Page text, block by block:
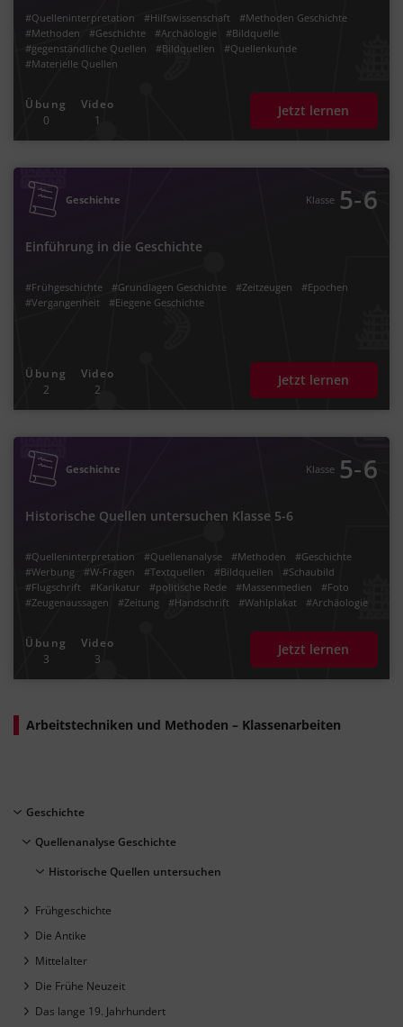
#Quelleninterpretation #Hilfswissenschaft
#Methoden Geschichte
#Methoden
#Geschichte #Archäölogie
#Bildquelle
#gegenständliche Quellen
#Bildquellen
#Quellenkunde
#Materielle Quellen
Übung
0
Video
1
Jetzt lernen
Geschichte Klasse 5‐6
Einführung in die Geschichte
#Frühgeschichte #Grundlagen Geschichte #Zeitzeugen
#Epochen
#Vergangenheit
#Eiegene Geschichte
Übung
2
Video
2
Jetzt lernen
Geschichte Klasse 5‐6
Historische Quellen untersuchen Klasse 5-6
#Quelleninterpretation #Quellenanalyse #Methoden
#Geschichte
#Werbung
#W-Fragen #Textquellen #Bildquellen
#Schaubild
#Flugschrift
#Karikatur #politische Rede #Massenmedien
#Foto
#Zeugenaussagen
#Zeitung #Handschrift #Wahlplakat
#Archäologie
#20. Jahrhundert
#historische
#Quellentext
#Aussage
#Zeitangaben
#Intention
#Perspektive #Meinung
#Vordergrund
#Hintergrund #Mittelpunkt
#Schriftquellen
Übung
3
Video
3
Jetzt lernen
Arbeitstechniken und Methoden – Klassenarbeiten
Geschichte
Quellenanalyse Geschichte
Historische Quellen untersuchen
Frühgeschichte
Die Antike
Mittelalter
Die Frühe Neuzeit
Das lange 19. Jahrhundert